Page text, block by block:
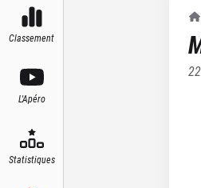
Classement
L'Apéro
Statistiques